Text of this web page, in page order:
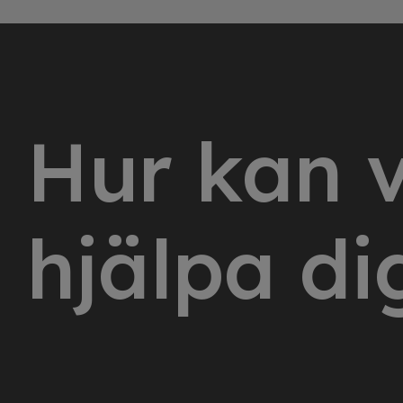
Hur kan
hjälpa